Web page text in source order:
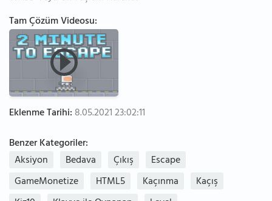
Tam Çözüm Videosu:
Eklenme Tarihi: 8.05.2021 23:02:11
Benzer Kategoriler:
Aksiyon
Bedava Çıkış
Escape
GameMonetize
HTML5 Kaçınma
Kaçış